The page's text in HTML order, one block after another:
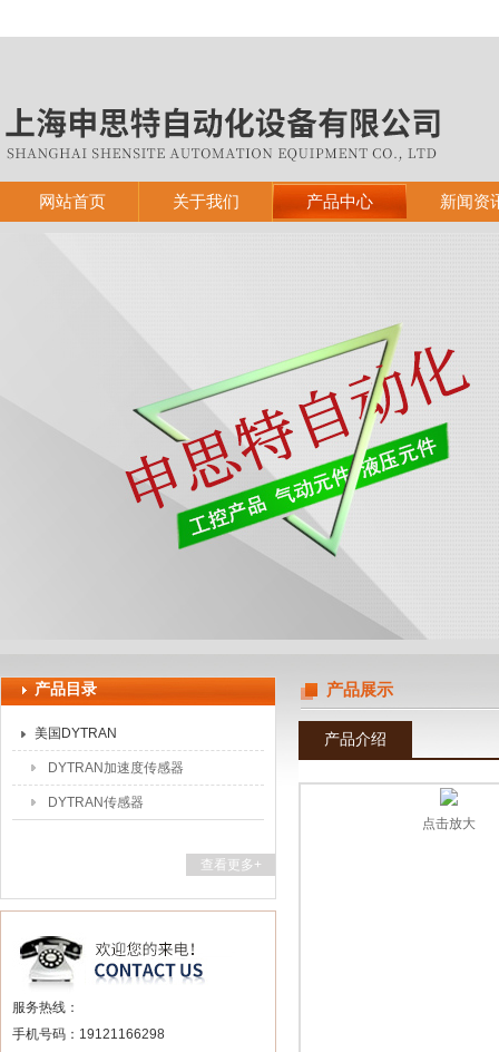
网站首页 关于我们 产品中心 新闻资
产品目录
美国DYTRAN
DYTRAN加速度传感器
DYTRAN传感器
查看更多+
服务热线：
手机号码：19121166298
产品展示
产品介绍
点击放大